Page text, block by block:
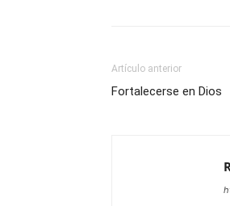
Artículo anterior
Fortalecerse en Dios